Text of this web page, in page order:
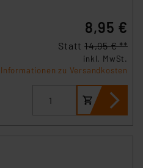
8,95 €
Statt 14,95 € **
inkl. MwSt.
Informationen zu Versandkosten